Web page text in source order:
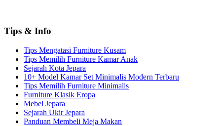
Tips & Info
Tips Mengatasi Furniture Kusam
Tips Memilih Furniture Kamar Anak
Sejarah Kota Jepara
10+ Model Kamar Set Minimalis Modern Terbaru
Tips Memilih Furniture Minimalis
Furniture Klasik Eropa
Mebel Jepara
Sejarah Ukir Jepara
Panduan Membeli Meja Makan